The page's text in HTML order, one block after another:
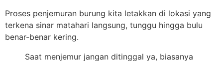
Proses penjemuran burung kita letakkan di lokasi yang
terkena sinar matahari langsung, tunggu hingga bulu
benar-benar kering.
Saat menjemur jangan ditinggal ya, biasanya